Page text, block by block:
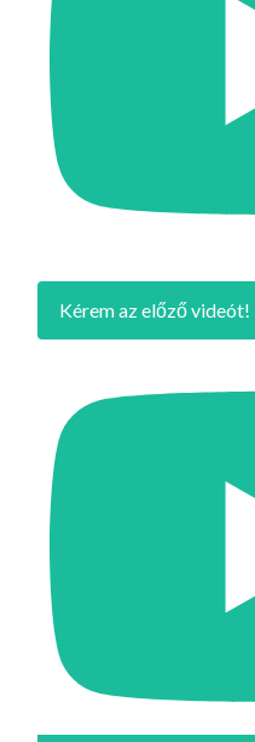
Kérem az előző videót!